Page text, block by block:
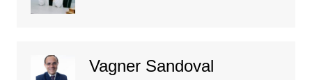
Vagner Sandoval